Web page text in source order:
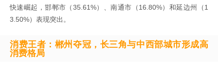
快速崛起，邯郸市（35.61%）、南通市（16.80%）和延边州（1
3.50%）表现突出。
消费王者：郴州夺冠，长三角与中西部城市形成高
消费格局